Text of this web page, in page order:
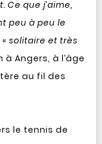
Ce que j’aime,
peu à peu le
solitaire et très
Angers, à l’âge
au fil des
le tennis de